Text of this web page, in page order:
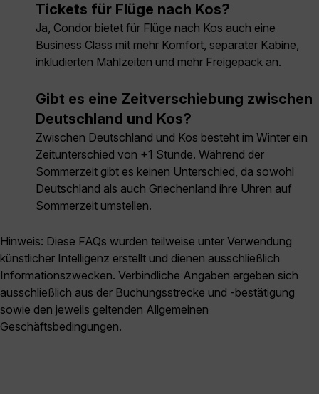
Tickets für Flüge nach Kos?
Ja, Condor bietet für Flüge nach Kos auch eine
Business Class mit mehr Komfort, separater Kabine,
inkludierten Mahlzeiten und mehr Freigepäck an.
Gibt es eine Zeitverschiebung zwischen
Deutschland und Kos?
Zwischen Deutschland und Kos besteht im Winter ein
Zeitunterschied von +1 Stunde. Während der
Sommerzeit gibt es keinen Unterschied, da sowohl
Deutschland als auch Griechenland ihre Uhren auf
Sommerzeit umstellen.
Hinweis: Diese FAQs wurden teilweise unter Verwendung
künstlicher Intelligenz erstellt und dienen ausschließlich
Informationszwecken. Verbindliche Angaben ergeben sich
ausschließlich aus der Buchungsstrecke und -bestätigung
sowie den jeweils geltenden Allgemeinen
Geschäftsbedingungen.